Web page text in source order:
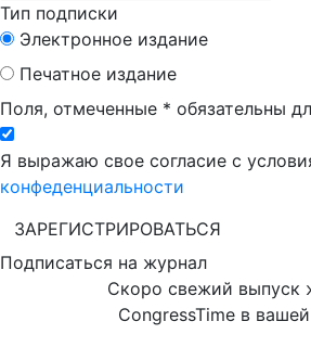
Тип подписки
Электронное издание
Печатное издание
Поля, отмеченные * обязательны
Я выражаю свое согласие с
конфеденциальности
ЗАРЕГИСТРИРОВАТЬСЯ
Подписаться на журнал
Скоро свежий выпуск
CongressTime в